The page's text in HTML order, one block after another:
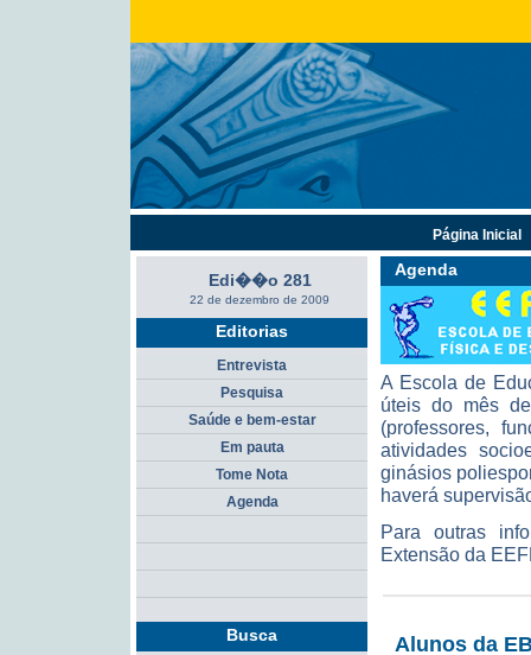
Agenda
A Escola de
úteis do mês
(professores,
atividades
ginásios
haverá
Para outras
Extensão da
Alunos da
Edi��o 281
22 de dezembro de 2009
Editorias
Entrevista
Pesquisa
Saúde e bem-estar
Em pauta
Tome Nota
Agenda
Busca
Página Inicial